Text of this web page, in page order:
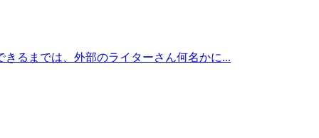
るまでは、外部のライターさん何名かに...